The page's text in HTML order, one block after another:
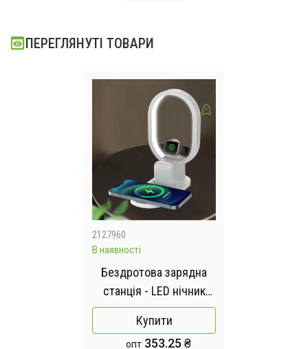
ПЕРЕГЛЯНУТІ ТОВАРИ
2127960
В наявності
Бездротова зарядна
станція - LED нічник
4in1 15Вт
Купити
опт 353.25 ₴